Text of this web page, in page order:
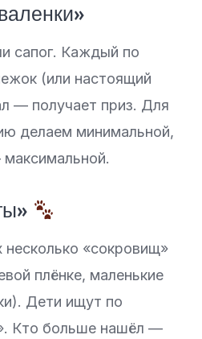
сапог. Каждый по
(или настоящий
— получает приз. Для
делаем минимальной,
несколько «сокровищ»
плёнке, маленькие
Дети ищут по
Кто больше нашёл —